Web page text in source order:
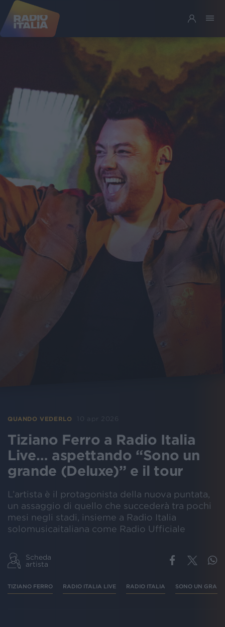
QUANDO VEDERLO 10 apr 2026
Tiziano Ferro a Radio Italia
Live… aspettando “Sono un
grande (Deluxe)” e il tour
L’artista è il protagonista della nuova puntata,
un assaggio di quello che succederà tra pochi
mesi negli stadi, insieme a Radio Italia
solomusicaitaliana come Radio Ufficiale
Scheda
artista
TIZIANO FERRO RADIO ITALIA LIVE RADIO ITALIA SONO UN